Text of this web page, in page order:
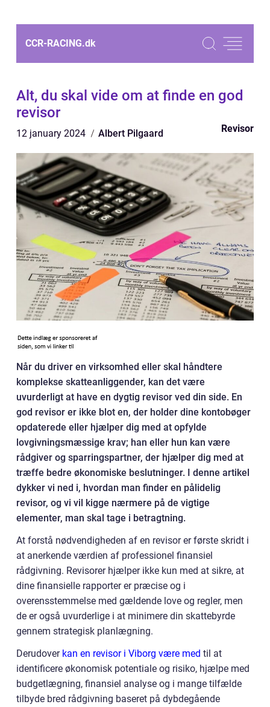
CCR-RACING.dk
Alt, du skal vide om at finde en god
revisor
12 january 2024 Albert Pilgaard Revisor
Når du driver en virksomhed eller skal håndtere
komplekse skatteanliggender, kan det være
uvurderligt at have en dygtig revisor ved din side. En
god revisor er ikke blot en, der holder dine kontobøger
opdaterede eller hjælper dig med at opfylde
lovgivningsmæssige krav; han eller hun kan være
rådgiver og sparringspartner, der hjælper dig med at
træffe bedre økonomiske beslutninger. I denne artikel
dykker vi ned i, hvordan man finder en pålidelig
revisor, og vi vil kigge nærmere på de vigtige
elementer, man skal tage i betragtning.
At forstå nødvendigheden af en revisor er første skridt i
at anerkende værdien af professionel finansiel
rådgivning. Revisorer hjælper ikke kun med at sikre, at
dine finansielle rapporter er præcise og i
overensstemmelse med gældende love og regler, men
de er også uvurderlige i at minimere din skattebyrde
gennem strategisk planlægning.
Derudover kan en revisor i Viborg være med til at
identificere økonomisk potentiale og risiko, hjælpe med
budgetlægning, finansiel analyse og i mange tilfælde
tilbyde bred rådgivning baseret på dybdegående